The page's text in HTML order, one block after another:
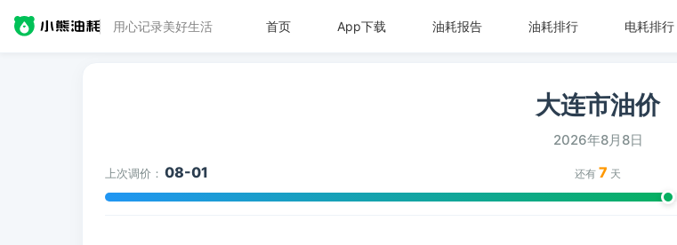
用心记录美好生活 首页 App下载 油耗报告 油耗排行 电耗排行
大连市油价
2026年8月8日
上次调价： 08-01 还有 7 天